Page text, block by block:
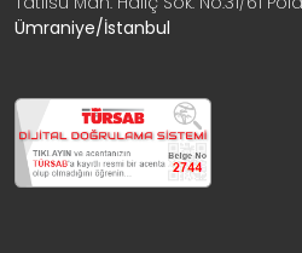
Ümraniye/İstanbul